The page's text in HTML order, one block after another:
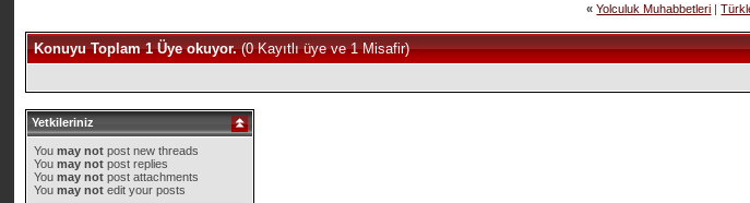
« Yolculuk Muhabbetleri |
Konuyu Toplam 1 Üye okuyor.(0 Kayıtlı üye ve 1 Misafir)
Yetkileriniz
Youmay not post new threads
Youmay not post replies
Youmay not post attachments
Youmay not edit your posts